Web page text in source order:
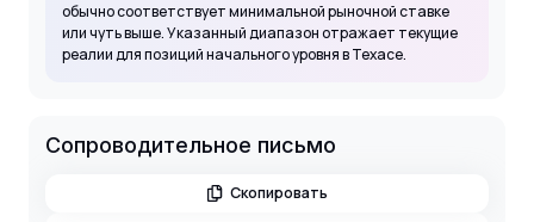
обычно соответствует минимальной рыночной ставке
или чуть выше. Указанный диапазон отражает текущие
реалии для позиций начального уровня в Техасе.
Сопроводительное письмо
Скопировать